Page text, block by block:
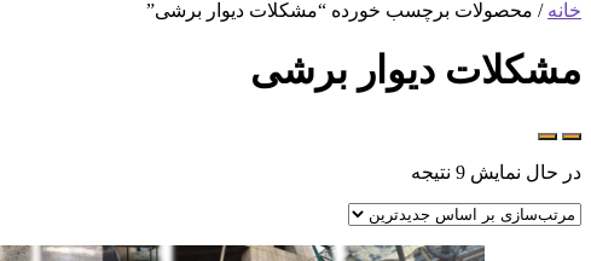
خانه / محصولات برچسب خورده “مشکلات دیوار برشی”
مشکلات دیوار برشی
در حال نمایش 9 نتیجه